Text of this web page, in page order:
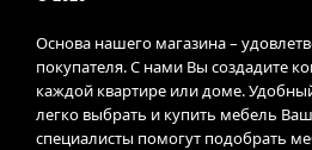
Основа нашего магазина –
покупателя. С нами Вы создадите
каждой квартире или доме.
легко выбрать и купить мебель
специалисты помогут подобрать